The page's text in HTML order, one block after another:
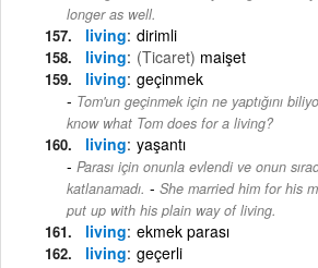
longer as well.
living dirimli
living (Ticaret) maişet
living geçinmek
Tom'un geçinmek için ne yaptığını
know what Tom does for a living?
living yaşantı
Parası için onunla evlendi ve onun
katlanamadı. - She married him for his
put up with his plain way of living.
living ekmek parası
living geçerli